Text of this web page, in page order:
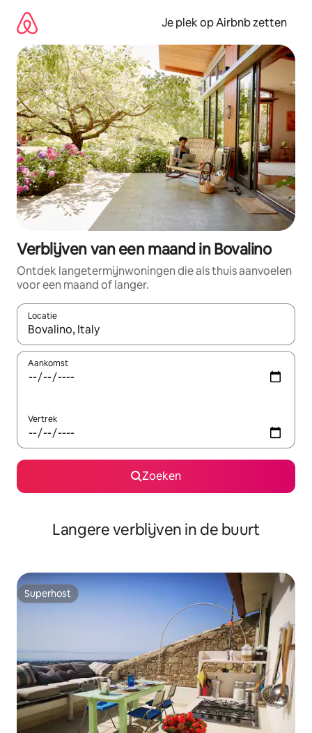
direct
naar
inhoud
Je plek op Airbnb zetten
Verblijven van een maand in Bovalino
Ontdek langetermijnwoningen die als thuis aanvoelen
voor een maand of langer.
Locatie
Wanneer er resultaten beschikbaar zijn, maak je een keuze
Aankomst
Vertrek
Zoeken
Langere verblijven in de buurt
Superhost
Superhost